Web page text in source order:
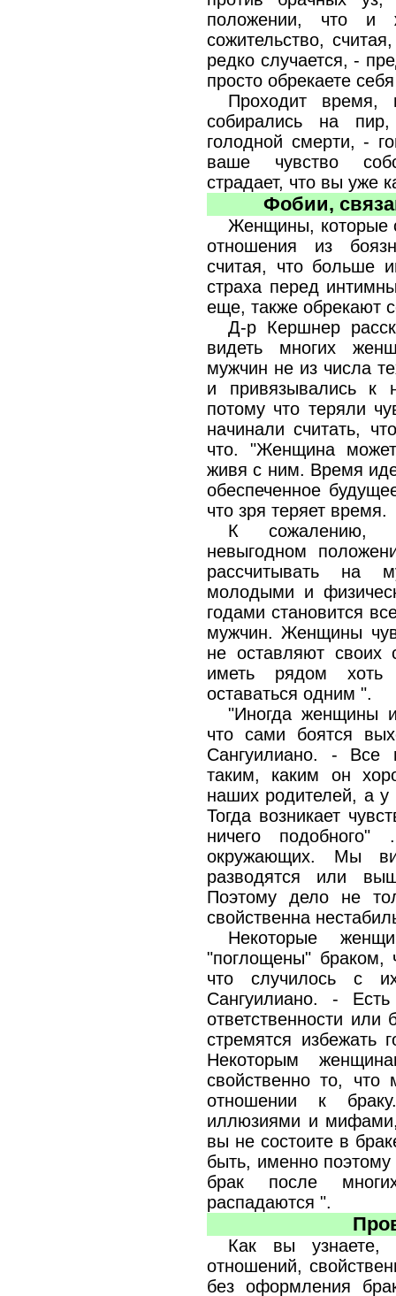
положении, что и
сожительство,
редко случается, -
просто обрекаете
Проходит
собирались на
голодной смерти, -
ваше чувство
страдает, что вы уже
Фобии,
Женщины, которые
отношения из
считая, что больше
страха перед
еще, также обрекают
Д-р Кершнер
видеть многих
мужчин не из числа
и привязывались к
потому что теряли
начинали считать,
что. "Женщина
живя с ним. Время
обеспеченное
что зря теряет время.
К сожалению,
невыгодном
рассчитывать на
молодыми и
годами становится
мужчин. Женщины
не оставляют своих
иметь рядом
оставаться одним ".
"Иногда женщины
что сами боятся
Сангуилиано. - Все
таким, каким он
наших родителей, а
Тогда возникает
ничего
окружающих. Мы
разводятся или
Поэтому дело не
свойственна
Некоторые
"поглощены" браком,
что случилось с
Сангуилиано. -
ответственности или
стремятся избежать
Некоторым
свойственно то,
отношении к
иллюзиями и
вы не состоите в
быть, именно
брак после
распадаются ".
Как вы узнаете,
отношений,
без оформления